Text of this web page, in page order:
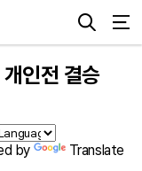
인전 결승
by Translate